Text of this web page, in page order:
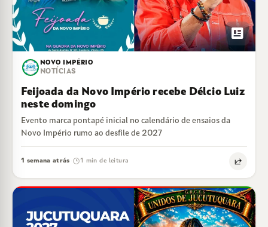
newsmode
NOVO IMPÉRIO
NOTÍCIAS
Feijoada da Novo Império recebe Délcio Luiz
neste domingo
Evento marca pontapé inicial no calendário de ensaios da
Novo Império rumo ao desfile de 2027
1 semana atrás 1 min de leitura